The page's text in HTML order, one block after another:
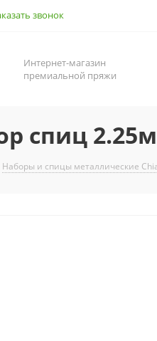
звонок
Интернет-магазин
премиальной пряжи
спиц
Наборы и спицы металлические